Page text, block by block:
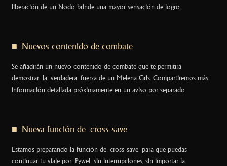
liberación de un Nodo brinde una mayor sensación de logro.
■ Nuevos contenido de combate
Se añadirán un nuevo contenido de combate que te permitirá
demostrar la verdadera fuerza de un Melena Gris. Compartiremos más
información detallada próximamente en un aviso por separado.
■ Nueva función de cross-save
Estamos preparando la función de cross-save para que puedas
continuar tu viaje por Pywel sin interrupciones, sin importar la